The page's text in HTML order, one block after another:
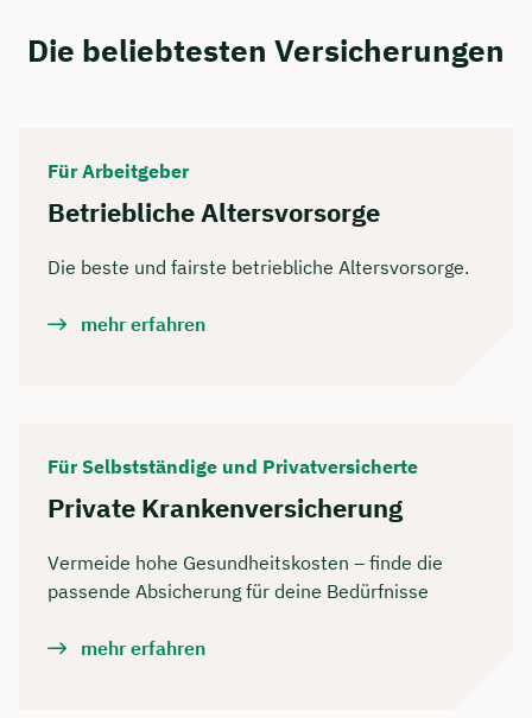
Die beliebtesten Versicherungen
Für Arbeitgeber
Betriebliche Altersvorsorge
Die beste und fairste betriebliche Altersvorsorge.
mehr erfahren
Für Selbstständige und Privatversicherte
Private Krankenversicherung
Vermeide hohe Gesundheitskosten – finde die
passende Absicherung für deine Bedürfnisse
mehr erfahren